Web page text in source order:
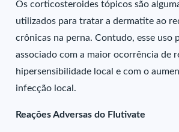
Os corticosteroides tópicos são
utilizados para tratar a dermatite ao
crônicas na perna. Contudo, esse uso
associado com a maior ocorrência de
hipersensibilidade local e com o
infecção local.
Reações Adversas do Flutivate